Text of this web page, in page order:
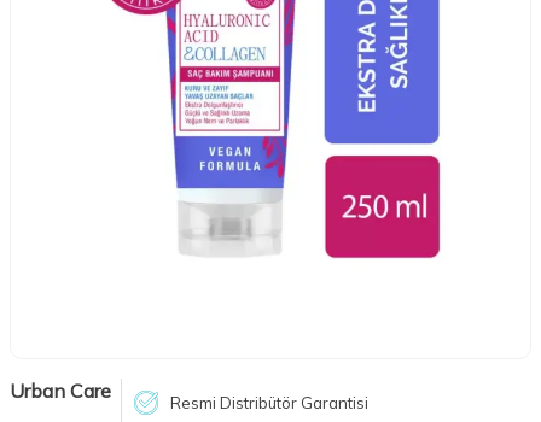
Urban Care Resmi Distribütör Garantisi